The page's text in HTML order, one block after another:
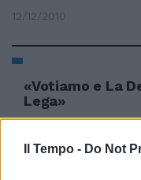
Il Tempo - Do Not
12/12/2010
«Votiamo e La
Lega»